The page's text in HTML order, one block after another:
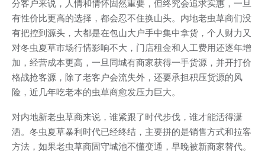
分客户来说，人情和情怀固然重要，但终究会追求实惠，一旦
有性价比更高的选择，都会忍不住换山头。内地老虫草商们没
有把控到源头，大都是在包山大户手中集中拿货，个人财力又
对冬虫夏草市场行情影响不大，门店租金和人工费用还逐年增
加，经营成本更高，一旦同城有商家获得一手货源，并开打价
格战抢客源，除了老客户会流失外，还要承担积压货源的风
险，近几年吃老本的虫草商愈发压力巨大。
对内地新老虫草商来说，谁紧跟了时代步伐，谁才能活得潇
洒。冬虫夏草暴利时代已经终结，主要拼的是销售方式和拉客
方法，如果老虫草商固守城池不懂变通，早晚被新商家替代。